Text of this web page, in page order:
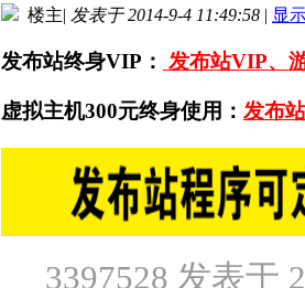
楼主| 发表于 2014-9-4 11:49:58 | 显
发布站终身VIP： 发布站VIP、
虚拟主机300元终身使用： 发布
3397528 发表于